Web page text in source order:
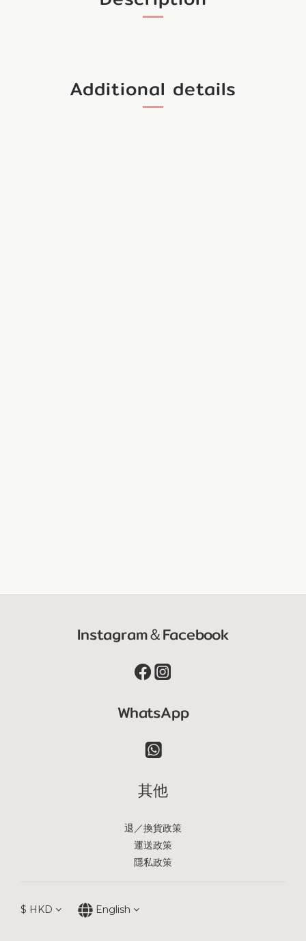
Additional details
Instagram＆Facebook
WhatsApp
其他
退／換貨政策
運送政策
隱私政策
$ HKD English